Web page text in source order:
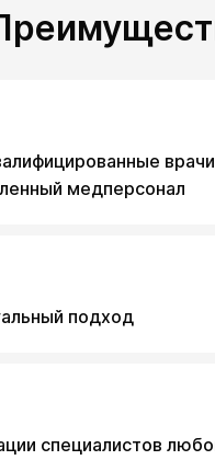
медперсонал
подход
специалистов